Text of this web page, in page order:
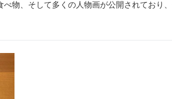
べ物、そして多くの人物画が公開されており、